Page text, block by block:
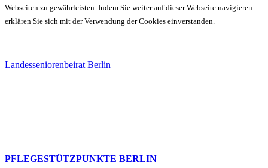
Webseiten zu gewährleisten. Indem Sie weiter auf dieser Webseite navigieren
erklären Sie sich mit der Verwendung der Cookies einverstanden.
Landesseniorenbeirat Berlin
PFLEGESTÜTZPUNKTE BERLIN